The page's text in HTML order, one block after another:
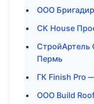
ООО
СК House
СтройАртель
Пермь
ГК Finish Pro
ООО Build